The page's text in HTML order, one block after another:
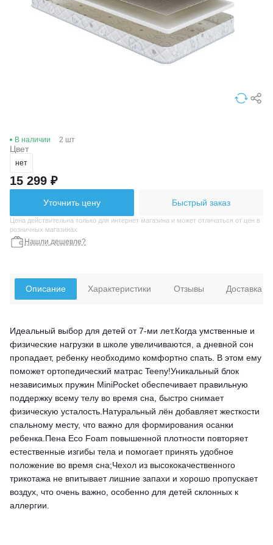
В наличии 2 шт
Цвет
нет
15 299 ₽
Уточнить цену Быстрый заказ
Цена действительна только для интернет магазина и может отличаться от цен в
розничных магазинах
Нашли дешевле?
Описание
Идеальный выбор для детей от 7-ми лет.Когда умственные и
физические нагрузки в школе увеличиваются, а дневной сон
пропадает, ребенку необходимо комфортно спать. В этом ему
поможет ортопедический матрас Teeny!Уникальный блок
независимых пружин MiniPocket обеспечивает правильную
поддержку всему телу во время сна, быстро снимает
физическую усталость.Натуральный лён добавляет жесткости
спальному месту, что важно для формирования осанки
ребенка.Пена Eco Foam повышенной плотности повторяет
естественные изгибы тела и помогает принять удобное
положение во время сна;Чехол из высококачественного
трикотажа не впитывает лишние запахи и хорошо пропускает
воздух, что очень важно, особенно для детей склонных к
аллергии.
Характеристики Отзывы Доставка